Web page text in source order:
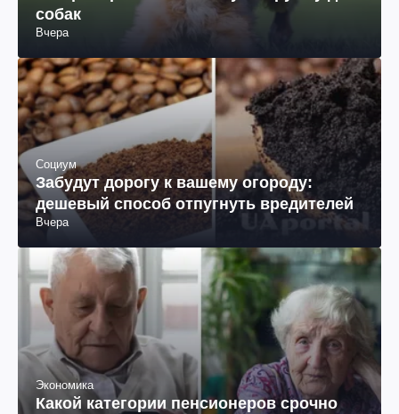
собак
Вчера
Социум
Забудут дорогу к вашему огороду:
дешевый способ отпугнуть вредителей
Вчера
Экономика
Какой категории пенсионеров срочно